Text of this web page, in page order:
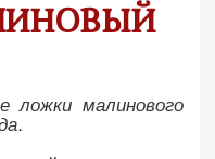
ложки малинового